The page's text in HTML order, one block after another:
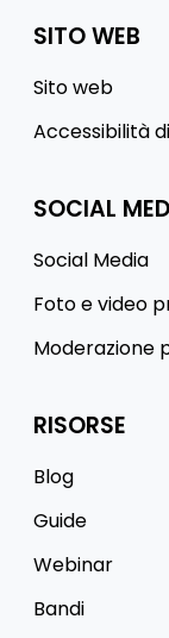
SITO WEB
Sito web
Accessibilità
SOCIAL
Social Media
Foto e video
Moderazione
RISORSE
Blog
Guide
Webinar
Bandi